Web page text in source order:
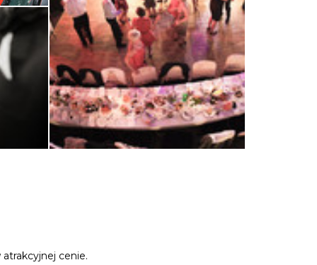
cenie.